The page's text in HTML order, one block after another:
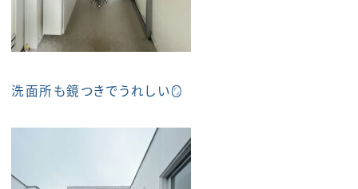
洗面所も鏡つきでうれしい🪞